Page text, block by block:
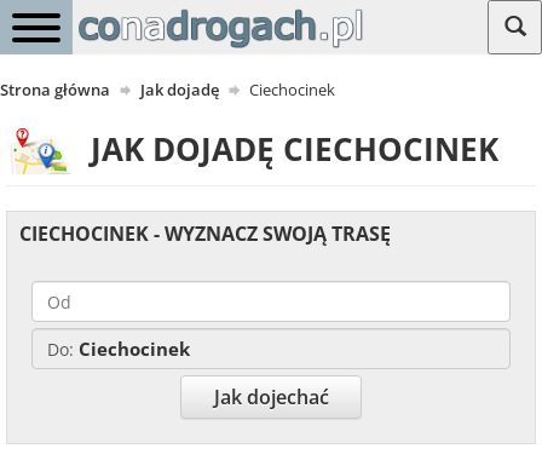
Strona główna Jak dojadę Ciechocinek
JAK DOJADĘ CIECHOCINEK
CIECHOCINEK - WYZNACZ SWOJĄ TRASĘ
Do: Ciechocinek
Jak dojechać